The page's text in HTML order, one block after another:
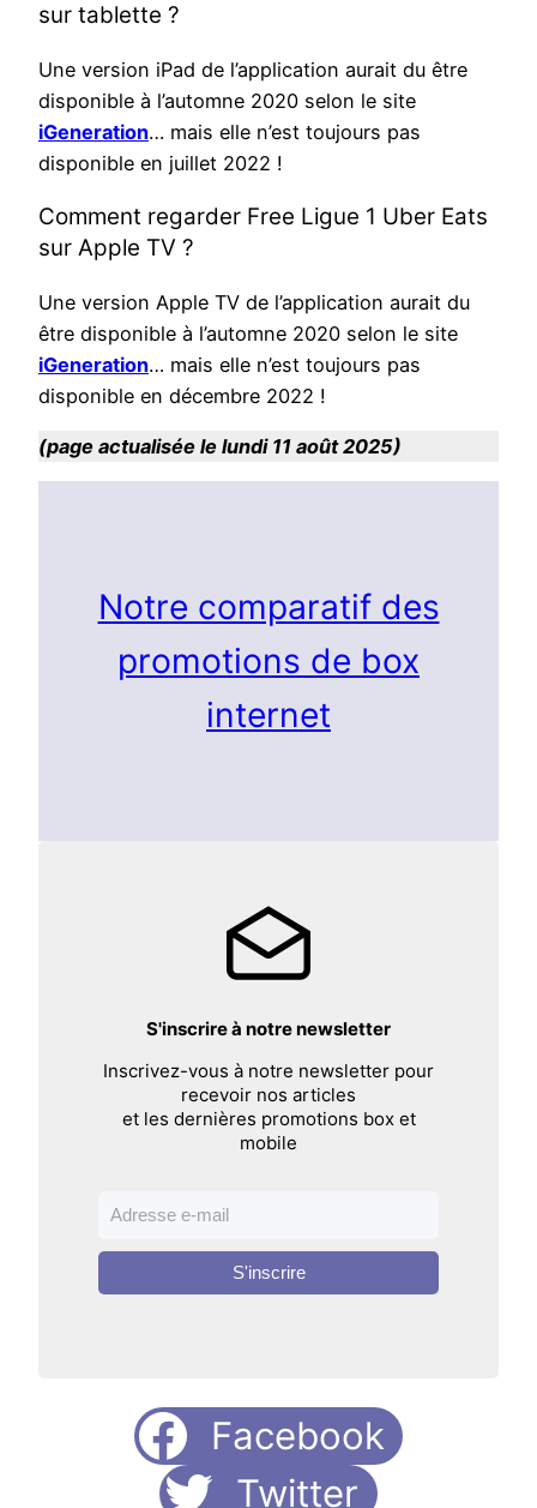
sur tablette ?
Une version iPad de l’application aurait du être
disponible à l’automne 2020 selon le site
iGeneration… mais elle n’est toujours pas
disponible en juillet 2022 !
Comment regarder Free Ligue 1 Uber Eats
sur Apple TV ?
Une version Apple TV de l’application aurait du
être disponible à l’automne 2020 selon le site
iGeneration… mais elle n’est toujours pas
disponible en décembre 2022 !
(page actualisée le lundi 11 août 2025)
Notre comparatif des
promotions de box
internet
S'inscrire à notre newsletter
Inscrivez-vous à notre newsletter pour
recevoir nos articles
et les dernières promotions box et
mobile
S'inscrire
Facebook
Twitter